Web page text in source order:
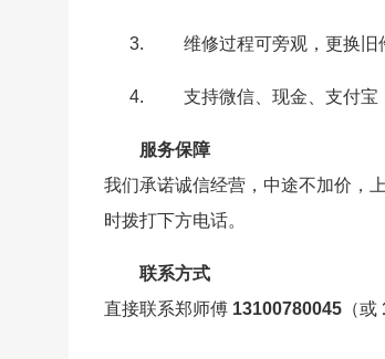
维修过程可旁观，更换旧
支持微信、现金、支付宝
服务保障
我们承诺诚信经营，中途不加价，
时拨打下方电话。
联系方式
直接联系郑师傅 13100780045 （或